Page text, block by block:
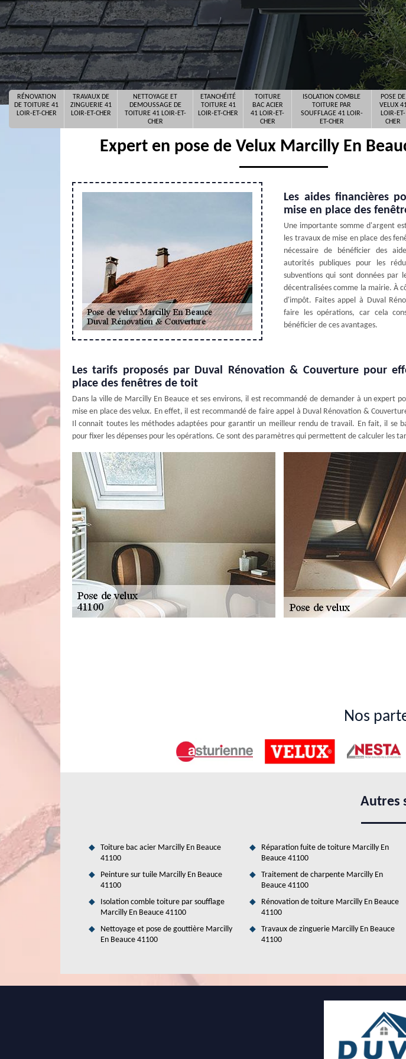
RÉNOVATION
DE TOITURE 41
LOIR-ET-CHER
TRAVAUX DE
ZINGUERIE 41
LOIR-ET-CHER
NETTOYAGE ET
DEMOUSSAGE DE
TOITURE 41 LOIR-ET-
CHER
ETANCHÉITÉ
TOITURE 41
LOIR-ET-CHER
TOITURE
BAC ACIER
41 LOIR-ET-
CHER
ISOLATION COMBLE
TOITURE PAR
SOUFFLAGE 41 LOIR-
ET-CHER
POSE DE
VELUX
LOIR-ET-
CHER
Expert en pose de Velux Marcilly En
Les aides financières
mise en place des
Une importante somme d'argent
les travaux de mise en place des
nécessaire de bénéficier des
autorités publiques pour les
subventions qui sont données par
décentralisées comme la mairie. À
d'impôt. Faites appel à Duval
faire les opérations, car cela
bénéficier de ces avantages.
Les tarifs proposés par Duval Rénovation & Couverture pour
place des fenêtres de toit
Dans la ville de Marcilly En Beauce et ses environs, il est recommandé de demander à un expert
mise en place des velux. En effet, il est recommandé de faire appel à Duval Rénovation &
Il connait toutes les méthodes adaptées pour garantir un meilleur rendu de travail. En fait, il se
pour fixer les dépenses pour les opérations. Ce sont des paramètres qui permettent de calculer les
Velux impeccable, tranquillité assurée avec Duval Rénovation &
Ne prenez pas de risques avec une installation de velux mal faite! Chez Duval Rénovation &
une pose réussie et sans fuite pour assurer votre confort et votre tranquillité pendant de
spécialistes de la pose de velux à Marcilly En Beauce, nous mettons notre expertise à votre
lluminez votre comble avec Duval Rénovation & Couverture:
Confiez la pose de votre velux à Duval Rénovation & Couverture et bénéficiez d'un service
nombreuses années, notre engagement envers l'excellence nous a permis de gagner la confiance
et expérimentés, nous sommes spécialisés dans la création d'espaces lumineux et accueillants.
simple pose ou de conseils pour l'achat des matériaux, notre équipe est là pour vous accompagner
Nos
Autres
Toiture bac acier Marcilly En Beauce
41100
Peinture sur tuile Marcilly En Beauce
41100
Isolation comble toiture par soufflage
Marcilly En Beauce 41100
Nettoyage et pose de gouttière Marcilly
En Beauce 41100
Réparation fuite de toiture Marcilly En
Beauce 41100
Traitement de charpente Marcilly En
Beauce 41100
Rénovation de toiture Marcilly En Beauce
41100
Travaux de zinguerie Marcilly En Beauce
41100